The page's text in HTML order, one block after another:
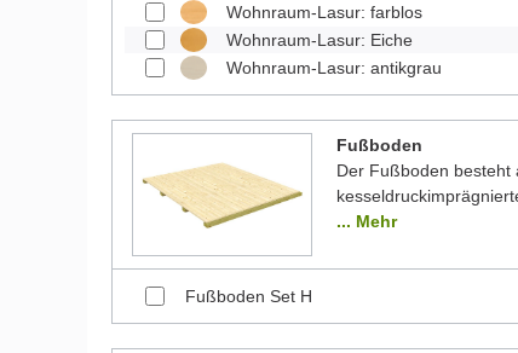
Wohnraum-Lasur: farblos
Wohnraum-Lasur: Eiche
Wohnraum-Lasur: antikgrau
Fußboden
Der Fußboden besteht
... Mehr
Fußboden Set H